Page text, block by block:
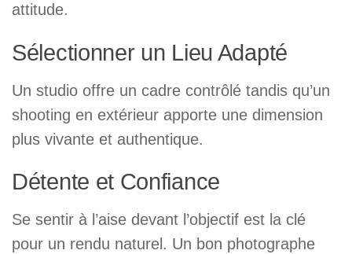
attitude.
Sélectionner un Lieu Adapté
Un studio offre un cadre contrôlé tandis qu’un
shooting en extérieur apporte une dimension
plus vivante et authentique.
Détente et Confiance
Se sentir à l’aise devant l’objectif est la clé
pour un rendu naturel. Un bon photographe